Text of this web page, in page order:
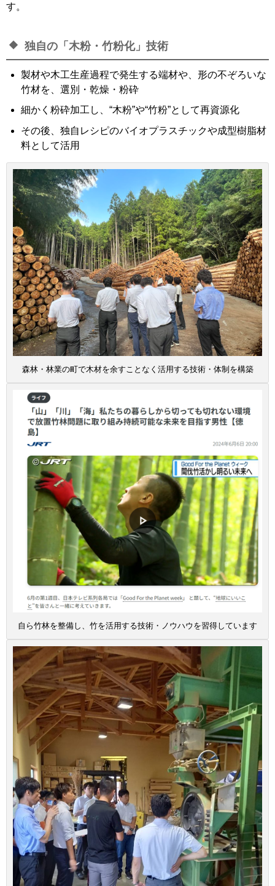
す。
独自の「木粉・竹粉化」技術
製材や木工生産過程で発生する端材や、形の不ぞろいな
竹材を、選別・乾燥・粉砕
細かく粉砕加工し、“木粉”や“竹粉”として再資源化
その後、独自レシピのバイオプラスチックや成型樹脂材
料として活用
森林・林業の町で木材を余すことなく活用する技術・体制を構築
自ら竹林を整備し、竹を活用する技術・ノウハウを習得しています